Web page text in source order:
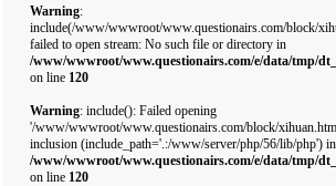
Warning:
include(/www/wwwroot/www.questionairs.com/block/
failed to open stream: No such file or directory in
/www/wwwroot/www.questionairs.com/e/data/tmp/
on line 120
Warning: include(): Failed opening
'/www/wwwroot/www.questionairs.com/block/
inclusion (include_path='.:/www/server/php/56/lib/php') in
/www/wwwroot/www.questionairs.com/e/data/tmp/
on line 120